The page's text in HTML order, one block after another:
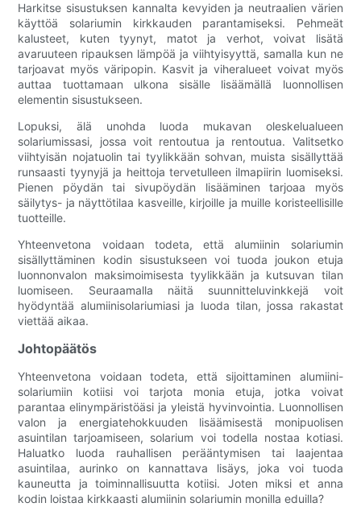
Harkitse sisustuksen kannalta kevyiden ja neutraalien värien
käyttöä solariumin kirkkauden parantamiseksi. Pehmeät
kalusteet, kuten tyynyt, matot ja verhot, voivat lisätä
avaruuteen ripauksen lämpöä ja viihtyisyyttä, samalla kun ne
tarjoavat myös väripopin. Kasvit ja viheralueet voivat myös
auttaa tuottamaan ulkona sisälle lisäämällä luonnollisen
elementin sisustukseen.
Lopuksi, älä unohda luoda mukavan oleskelualueen
solariumissasi, jossa voit rentoutua ja rentoutua. Valitsetko
viihtyisän nojatuolin tai tyylikkään sohvan, muista sisällyttää
runsaasti tyynyjä ja heittoja tervetulleen ilmapiirin luomiseksi.
Pienen pöydän tai sivupöydän lisääminen tarjoaa myös
säilytys- ja näyttötilaa kasveille, kirjoille ja muille koristeellisille
tuotteille.
Yhteenvetona voidaan todeta, että alumiinin solariumin
sisällyttäminen kodin sisustukseen voi tuoda joukon etuja
luonnonvalon maksimoimisesta tyylikkään ja kutsuvan tilan
luomiseen. Seuraamalla näitä suunnitteluvinkkejä voit
hyödyntää alumiinisolariumiasi ja luoda tilan, jossa rakastat
viettää aikaa.
Johtopäätös
Yhteenvetona voidaan todeta, että sijoittaminen alumiini-
solariumiin kotiisi voi tarjota monia etuja, jotka voivat
parantaa elinympäristöäsi ja yleistä hyvinvointia. Luonnollisen
valon ja energiatehokkuuden lisäämisestä monipuolisen
asuintilan tarjoamiseen, solarium voi todella nostaa kotiasi.
Haluatko luoda rauhallisen perääntymisen tai laajentaa
asuintilaa, aurinko on kannattava lisäys, joka voi tuoda
kauneutta ja toiminnallisuutta kotiisi. Joten miksi et anna
kodin loistaa kirkkaasti alumiinin solariumin monilla eduilla?